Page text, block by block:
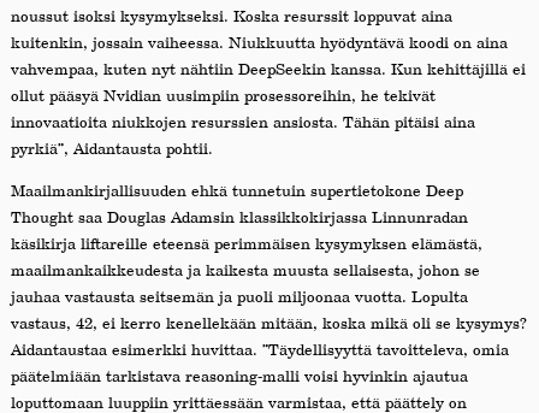
noussut isoksi kysymykseksi. Koska resurssit loppuvat aina
kuitenkin, jossain vaiheessa. Niukkuutta hyödyntävä koodi on aina
vahvempaa, kuten nyt nähtiin DeepSeekin kanssa. Kun kehittäjillä ei
ollut pääsyä Nvidian uusimpiin prosessoreihin, he tekivät
innovaatioita niukkojen resurssien ansiosta. Tähän pitäisi aina
pyrkiä”, Aidantausta pohtii.
Maailmankirjallisuuden ehkä tunnetuin supertietokone Deep
Thought saa Douglas Adamsin klassikkokirjassa Linnunradan
käsikirja liftareille eteensä perimmäisen kysymyksen elämästä,
maailmankaikkeudesta ja kaikesta muusta sellaisesta, johon se
jauhaa vastausta seitsemän ja puoli miljoonaa vuotta. Lopulta
vastaus, 42, ei kerro kenellekään mitään, koska mikä oli se kysymys?
Aidantaustaa esimerkki huvittaa. ”Täydellisyyttä tavoitteleva, omia
päätelmiään tarkistava reasoning-malli voisi hyvinkin ajautua
loputtomaan luuppiin yrittäessään varmistaa, että päättely on